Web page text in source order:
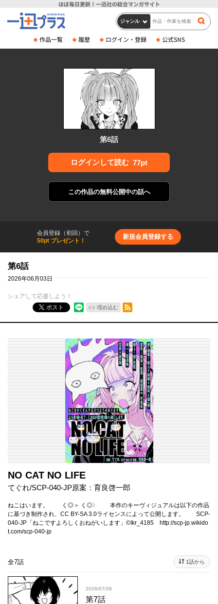
ほぼ毎日更新！ 一迅社の総合マンガサイト
作品一覧 履歴 ログイン・登録 公式SNS
第6話
ログインして読む 77pt
この作品の無料公開中の話へ
会員登録（初回）で
50pt プレゼント！
新規会員登録する
第6話
2026年06月03日
シェアして応援しよう！
ポスト
埋め込む
RSSフィード
NO CAT NO LIFE
てぐれ/SCP-040-JP原案：育良啓一郎
ねこはいます。 く◎＞ く◎〉 本作のキーヴィジュアルは以下の作品
に基づき制作され、CC BY-SA 3.0ライセンスによって公開します。 SCP-
040-JP「ねこですよろしくおねがいします」©Ikr_4185 http://scp-jp.wikido
t.com/scp-040-jp
全7話 1話から
2026/07/29
第7話